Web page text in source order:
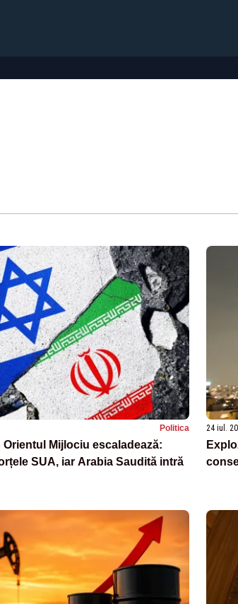
Politica
Mijlociu escaladează:
SUA, iar Arabia Saudită intră
24 iul.